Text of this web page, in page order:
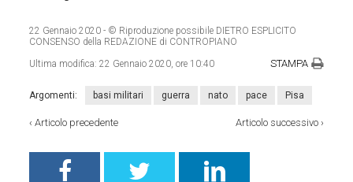
22 Gennaio 2020 - © Riproduzione possibile DIETRO ESPLICITO
CONSENSO della REDAZIONE di CONTROPIANO
Ultima modifica:22 Gennaio 2020, ore 10:40 STAMPA
Argomenti: basi militari guerra nato pace Pisa
‹Articolo precedente Articolo successivo›